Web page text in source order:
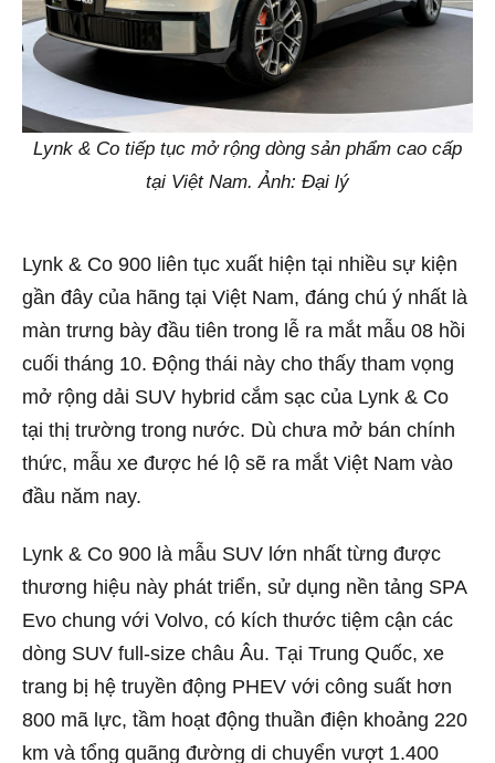
Lynk & Co tiếp tục mở rộng dòng sản phẩm cao cấp
tại Việt Nam. Ảnh: Đại lý
Lynk & Co 900 liên tục xuất hiện tại nhiều sự kiện
gần đây của hãng tại Việt Nam, đáng chú ý nhất là
màn trưng bày đầu tiên trong lễ ra mắt mẫu 08 hồi
cuối tháng 10. Động thái này cho thấy tham vọng
mở rộng dải SUV hybrid cắm sạc của Lynk & Co
tại thị trường trong nước. Dù chưa mở bán chính
thức, mẫu xe được hé lộ sẽ ra mắt Việt Nam vào
đầu năm nay.
Lynk & Co 900 là mẫu SUV lớn nhất từng được
thương hiệu này phát triển, sử dụng nền tảng SPA
Evo chung với Volvo, có kích thước tiệm cận các
dòng SUV full-size châu Âu. Tại Trung Quốc, xe
trang bị hệ truyền động PHEV với công suất hơn
800 mã lực, tầm hoạt động thuần điện khoảng 220
km và tổng quãng đường di chuyển vượt 1.400